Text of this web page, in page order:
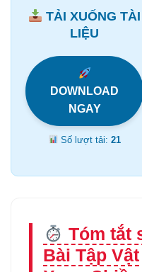
TẢI XUỐNG TÀI
LIỆU
DOWNLOAD
NGAY
Số lượt tải:21
Tóm tắt
Bài Tập